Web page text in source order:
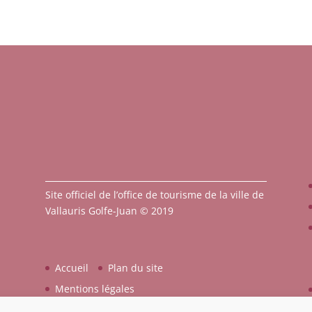
Site officiel de l’office de tourisme de la ville de
Vallauris Golfe-Juan © 2019
Accueil
Plan du site
Mentions légales